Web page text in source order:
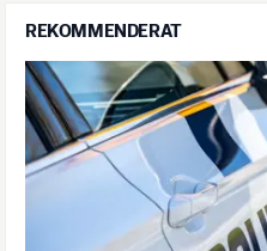
REKOMMENDERAT